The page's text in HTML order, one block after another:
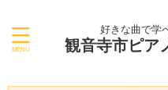
好きな曲で学
観音寺市ピア